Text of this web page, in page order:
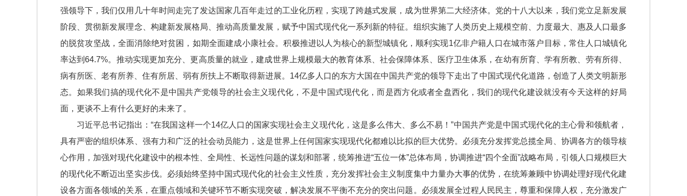
强领导下，我们仅用几十年时间走完了发达国家几百年走过的工业化历程，实现了跨越式发展，成为世界第二大经济体。党的十八大以来，我们党立足新发展
阶段、贯彻新发展理念、构建新发展格局、推动高质量发展，赋予中国式现代化一系列新的特征。组织实施了人类历史上规模空前、力度最大、惠及人口最多
的脱贫攻坚战，全面消除绝对贫困，如期全面建成小康社会。积极推进以人为核心的新型城镇化，顺利实现1亿非户籍人口在城市落户目标，常住人口城镇化
率达到64.7%。推动实现更加充分、更高质量的就业，建成世界上规模最大的教育体系、社会保障体系、医疗卫生体系，在幼有所育、学有所教、劳有所得、
病有所医、老有所养、住有所居、弱有所扶上不断取得新进展。14亿多人口的东方大国在中国共产党的领导下走出了中国式现代化道路，创造了人类文明新形
态。如果我们搞的现代化不是中国共产党领导的社会主义现代化，不是中国式现代化，而是西方化或者全盘西化，我们的现代化建设就没有今天这样的好局
面，更谈不上有什么更好的未来了。
习近平总书记指出：“在我国这样一个14亿人口的国家实现社会主义现代化，这是多么伟大、多么不易！”中国共产党是中国式现代化的主心骨和领航者，
具有严密的组织体系、强有力和广泛的社会动员能力，这是世界上任何国家实现现代化都难以比拟的巨大优势。必须充分发挥党总揽全局、协调各方的领导核
心作用，加强对现代化建设中的根本性、全局性、长远性问题的谋划和部署，统筹推进“五位一体”总体布局，协调推进“四个全面”战略布局，引领人口规模巨大
的现代化不断迈出坚实步伐。必须始终坚持中国式现代化的社会主义性质，充分发挥社会主义制度集中力量办大事的优势，在统筹兼顾中协调处理好现代化建
设各方面各领域的关系，在重点领域和关键环节不断实现突破，解决发展不平衡不充分的突出问题。必须发展全过程人民民主，尊重和保障人权，充分激发广